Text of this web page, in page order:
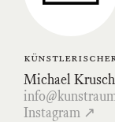
Michael
Instagram ↗